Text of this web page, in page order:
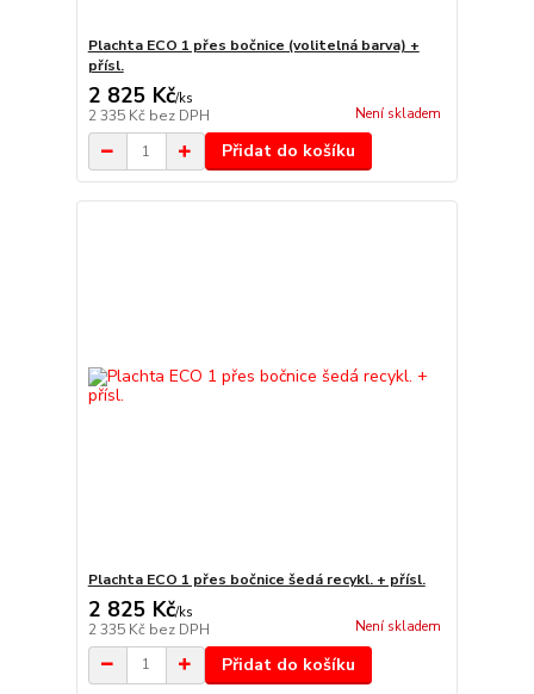
Plachta ECO 1 přes bočnice (volitelná barva) +
přísl.
2 825 Kč/ks
2 335 Kč bez DPH Není skladem
Přidat do košíku
Plachta ECO 1 přes bočnice šedá recykl. + přísl.
2 825 Kč/ks
2 335 Kč bez DPH Není skladem
Přidat do košíku